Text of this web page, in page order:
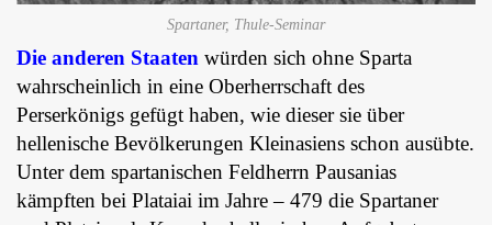
Spartaner, Thule-Seminar
Die anderen Staaten würden sich ohne Sparta
wahrscheinlich in eine Oberherrschaft des
Perserkönigs gefügt haben, wie dieser sie über
hellenische Bevölkerungen Kleinasiens schon ausübte.
Unter dem spartanischen Feldherrn Pausanias
kämpften bei Plataiai im Jahre – 479 die Spartaner